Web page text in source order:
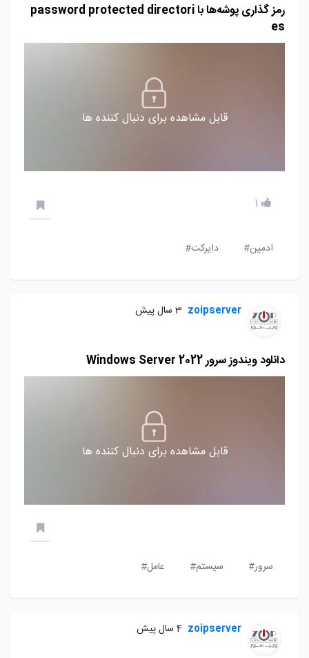
رمز گذاری پوشه‌ها با password protected directori
es
قابل مشاهده برای دنبال کننده ها
1
ادمین# دایرکت#
zoipserver 3 سال پیش
دانلود ویندوز سرور Windows Server 2022
قابل مشاهده برای دنبال کننده ها
سرور# سیستم# عامل#
zoipserver 4 سال پیش